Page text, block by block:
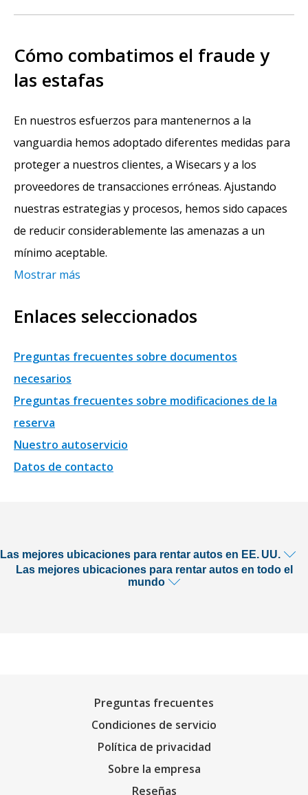
Cómo combatimos el fraude y
las estafas
En nuestros esfuerzos para mantenernos a la
vanguardia hemos adoptado diferentes medidas para
proteger a nuestros clientes, a Wisecars y a los
proveedores de transacciones erróneas. Ajustando
nuestras estrategias y procesos, hemos sido capaces
de reducir considerablemente las amenazas a un
mínimo aceptable.
Mostrar más
Enlaces seleccionados
Preguntas frecuentes sobre documentos
necesarios
Preguntas frecuentes sobre modificaciones de la
reserva
Nuestro autoservicio
Datos de contacto
Las mejores ubicaciones para rentar autos en EE. UU.
Las mejores ubicaciones para rentar autos en todo el
mundo
Preguntas frecuentes
Condiciones de servicio
Política de privacidad
Sobre la empresa
Reseñas